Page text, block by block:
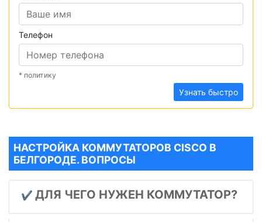
Телефон
* политику
Узнать быстро
НАСТРОЙКА КОММУТАТОРОВ CISCO В
БЕЛГОРОДЕ. ВОПРОСЫ
✔️ ДЛЯ ЧЕГО НУЖЕН КОММУТАТОР?